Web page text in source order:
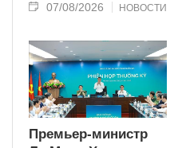
07/08/2026 НОВОСТИ
Премьер-министр